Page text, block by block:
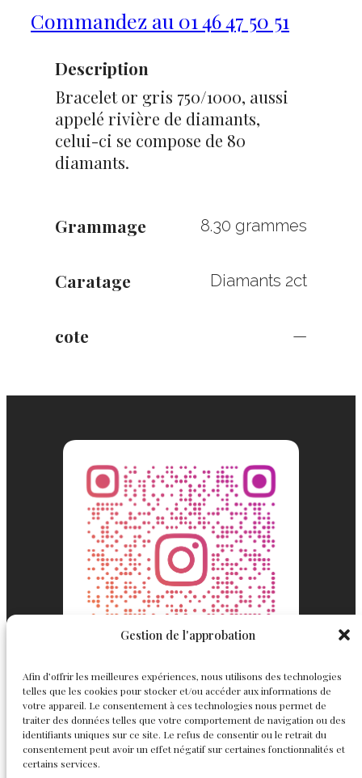
Gestion de l'approbation
Afin d’offrir les meilleures expériences, nous utilisons des technologies
telles que les cookies pour stocker et/ou accéder aux informations de
votre appareil. Le consentement à ces technologies nous permet de
traiter des données telles que votre comportement de navigation ou des
identifiants uniques sur ce site. Le refus de consentir ou le retrait du
consentement peut avoir un effet négatif sur certaines fonctionnalités et
certains services.
Commandez au 01 46 47 50 51
Description
Bracelet or gris 750/1000, aussi
appelé rivière de diamants,
celui-ci se compose de 80
diamants.
Grammage 8.30 grammes
Caratage Diamants 2ct
cote —
Englemond